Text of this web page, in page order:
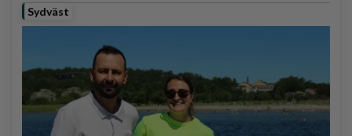
Sydväst